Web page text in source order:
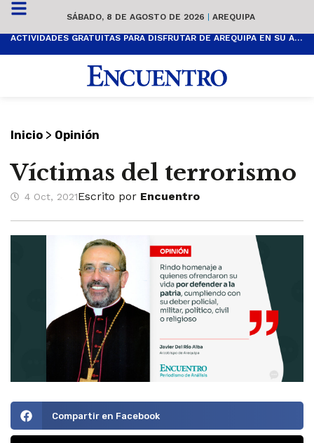
SÁBADO, 8 DE AGOSTO DE 2026 | AREQUIPA
ACTIVIDADES GRATUITAS PARA DISFRUTAR DE AREQUIPA EN SU ANIVERSARIO
Inicio > Opinión
Víctimas del terrorismo
4 Oct, 2021Escrito por Encuentro
Compartir en Facebook